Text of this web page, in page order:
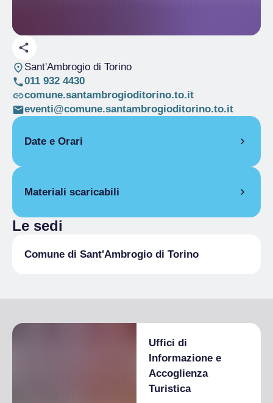
Sant'Ambrogio di Torino
011 932 4430
comune.santambrogioditorino.to.it
eventi@comune.santambrogioditorino.to.it
Date e Orari
19:00– 23:30
Materiali scaricabili
BATTAGLIA CHIUSE 2025.pdf
Le sedi
Comune di Sant'Ambrogio di Torino
Uffici di
Informazione e
Accoglienza
Turistica